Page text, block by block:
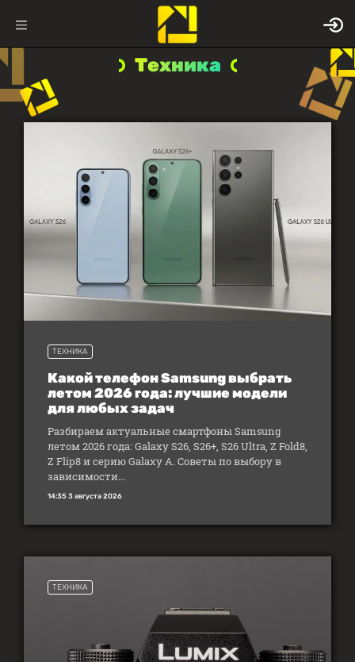
Техника
ТЕХНИКА
Какой телефон Samsung выбрать
летом 2026 года: лучшие модели
для любых задач
Разбираем актуальные смартфоны Samsung
летом 2026 года: Galaxy S26, S26+, S26 Ultra, Z Fold8,
Z Flip8 и серию Galaxy A. Советы по выбору в
зависимости...
14:35 3 августа 2026
ТЕХНИКА